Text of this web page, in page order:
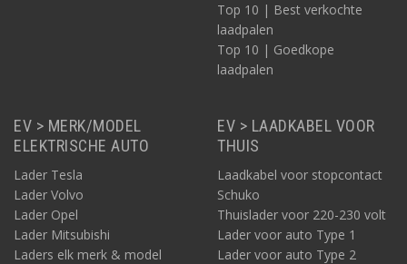
Top 10 | Best verkochte
laadpalen
Top 10 | Goedkope
laadpalen
EV > MERK/MODEL
ELEKTRISCHE AUTO
Lader Tesla
Lader Volvo
Lader Opel
Lader Mitsubishi
Laders elk merk & model
EV > LAADKABEL VOOR
THUIS
Laadkabel voor stopcontact
Schuko
Thuislader voor 220-230 volt
Lader voor auto Type 1
Lader voor auto Type 2